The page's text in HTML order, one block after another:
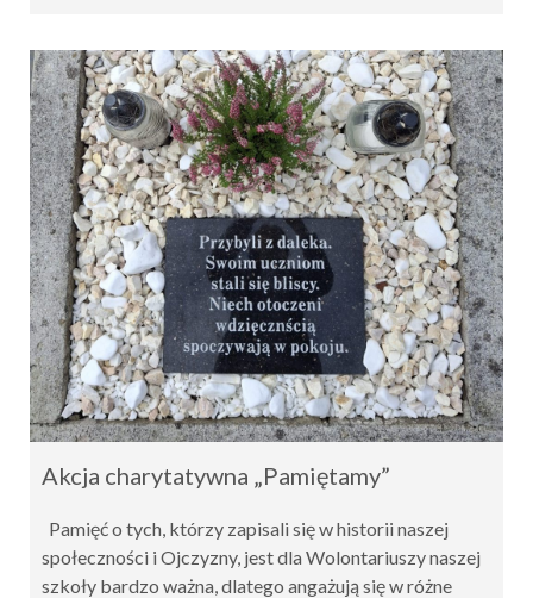
Akcja charytatywna „Pamiętamy”
Pamięć o tych, którzy zapisali się w historii naszej
społeczności i Ojczyzny, jest dla Wolontariuszy naszej
szkoły bardzo ważna, dlatego angażują się w różne